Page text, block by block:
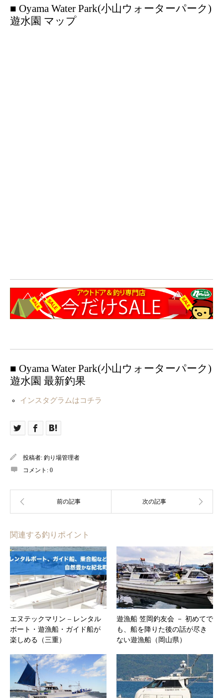
■ Oyama Water Park(小山ウォーターパーク)
遊水園 マップ
■ Oyama Water Park(小山ウォーターパーク)
遊水園 最新釣果
インスタグラムはコチラ
投稿者: 釣り場管理者
コメント: 0
関連する釣りポイント
エヌテックマリン – レンタル
ボート・遊漁船・ガイド船が
楽しめる（三重）
遊漁船 笠岡釣友会 － 初めてで
も、船を降りた後の話が尽き
ない遊漁船（岡山県）